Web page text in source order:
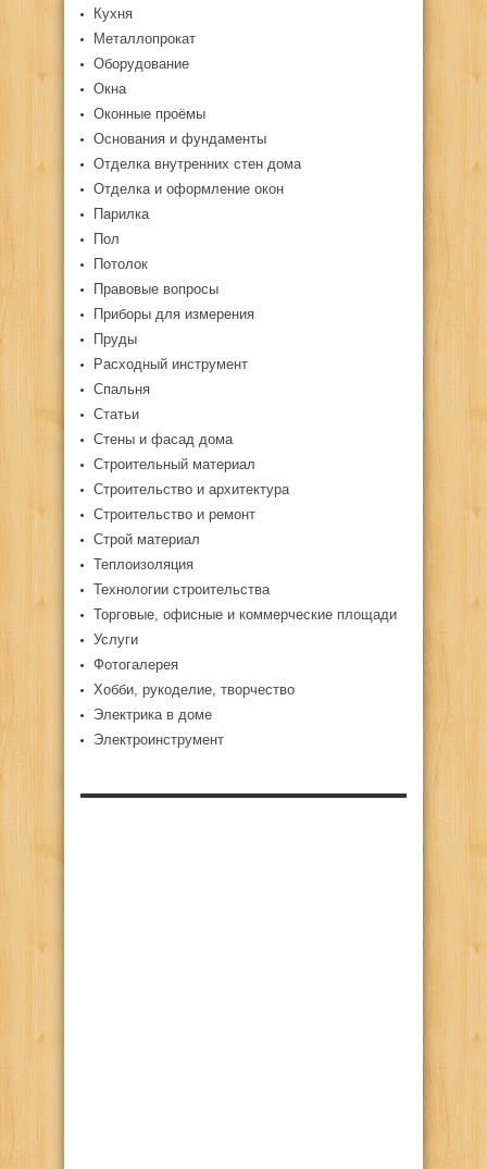
Кухня
Металлопрокат
Оборудование
Окна
Оконные проёмы
Основания и фундаменты
Отделка внутренних стен дома
Отделка и оформление окон
Парилка
Пол
Потолок
Правовые вопросы
Приборы для измерения
Пруды
Расходный инструмент
Спальня
Статьи
Стены и фасад дома
Строительный материал
Строительство и архитектура
Строительство и ремонт
Строй материал
Теплоизоляция
Технологии строительства
Торговые, офисные и коммерческие площади
Услуги
Фотогалерея
Хобби, рукоделие, творчество
Электрика в доме
Электроинструмент